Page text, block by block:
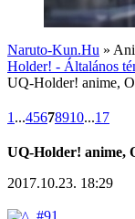
Naruto-Kun.Hu »
Holder! - Általános
UQ-Holder! anime,
1 ...45678910...17
UQ-Holder! anime,
2017.10.23. 18:29
#91